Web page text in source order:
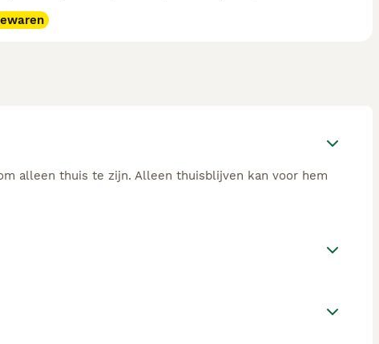
alleen thuis te zijn. Alleen thuisblijven kan voor hem